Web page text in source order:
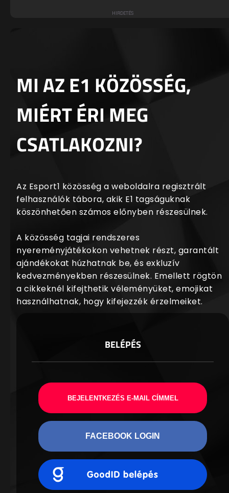
MI AZ E1 KÖZÖSSÉG,
MIÉRT ÉRI MEG
CSATLAKOZNI?
Az Esport1 közösség a weboldalra regisztrált
felhasználók tábora, akik E1 tagságuknak
köszönhetően számos előnyben részesülnek.
A közösség tagjai rendszeres
nyereményjátékokon vehetnek részt, garantált
ajándékokat húzhatnak be, és exkluzív
kedvezményekben részesülnek. Emellett rögtön
a cikkeknél kifejthetik véleményüket, emojikat
használhatnak, hogy kifejezzék érzelmeiket.
BELÉPÉS
BEJELENTKEZÉS E-MAIL CÍMMEL
FACEBOOK LOGIN